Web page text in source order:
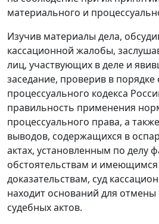
материального и
Изучив материалы дела,
кассационной жалобы,
лиц, участвующих в деле и
заседание, проверив в порядке
процессуального кодекса
правильность применения
процессуального права, а
выводов, содержащихся в
актах, установленным по делу
обстоятельствам и имеющимся
доказательствам, суд
находит оснований для
судебных актов.